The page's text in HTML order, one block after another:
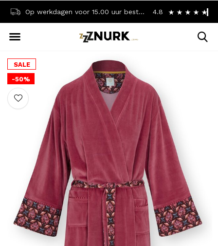
Op werkdagen voor 15.00 uur besteld? Dezelfde dag verzonden! Achteraf betalen?
4.8
SALE
-50%